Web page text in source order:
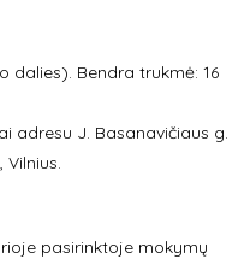
dalies). Bendra trukmė: 16
adresu J. Basanavičiaus g.
Vilnius.
pasirinktoje mokymų